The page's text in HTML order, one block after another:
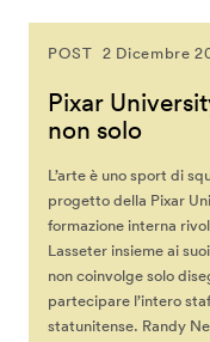
POST 2 Dicembre
Pixar
non solo
L’arte è uno sport di
progetto della Pixar
formazione interna
Lasseter insieme ai
non coinvolge solo
partecipare l’intero
statunitense. Randy